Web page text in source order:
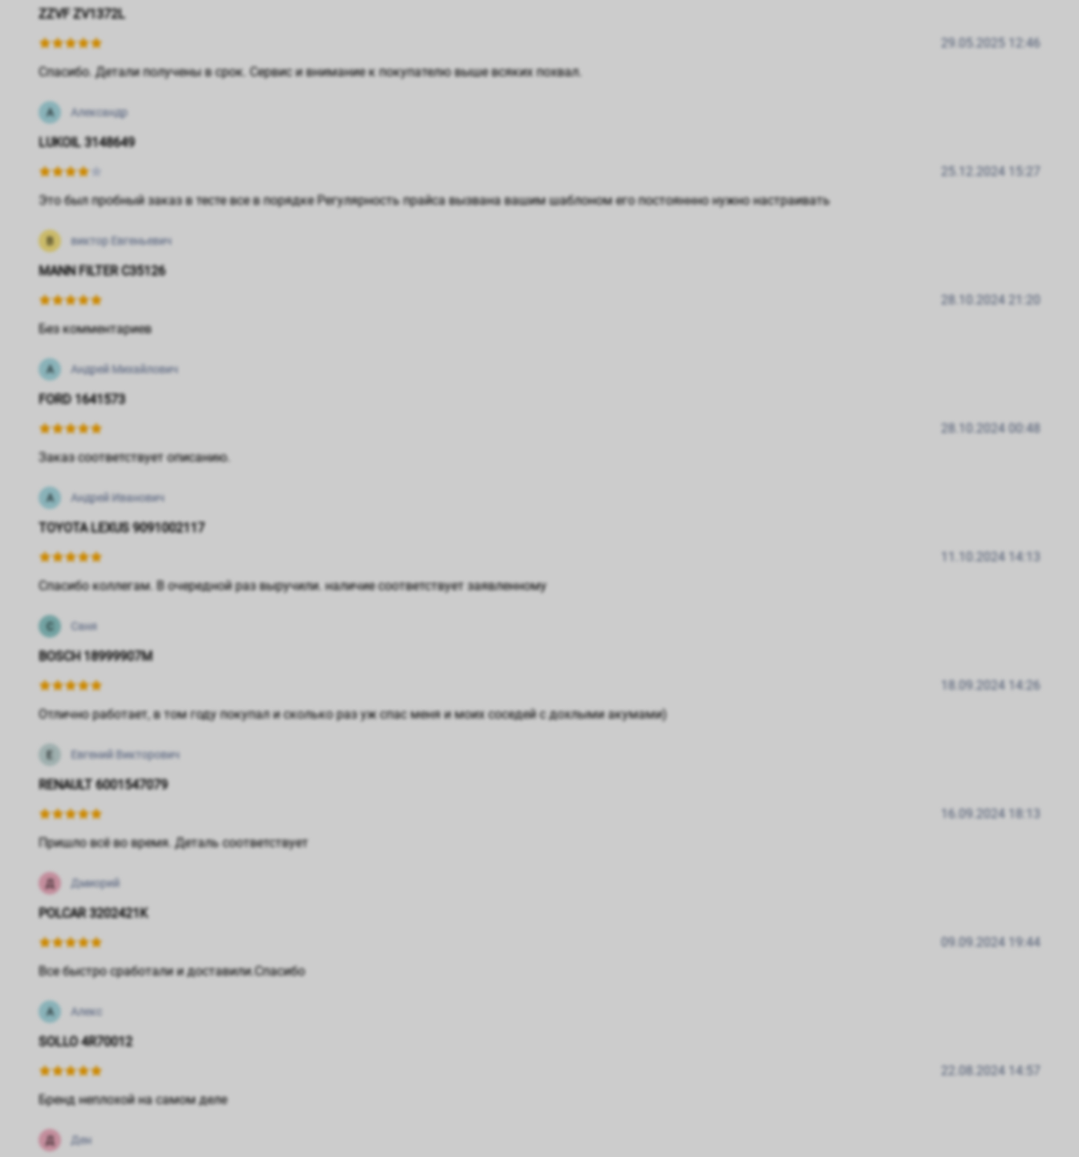
ZZVF ZV1372L
29.05.2025 12:46
Спасибо. Детали получены в срок. Сервис и внимание к покупателю выше всяких похвал.
А Александр
LUKOIL 3148649
25.12.2024 15:27
Это был пробный заказ в тесте все в порядке Регулярность прайса вызвана вашим шаблоном его постояннно нужно настраивать
В виктор Евгеньевич
MANN FILTER C35126
28.10.2024 21:20
Без комментариев
А Андрей Михайлович
FORD 1641573
28.10.2024 00:48
Заказ соответствует описанию.
А Андрей Иванович
TOYOTA LEXUS 9091002117
11.10.2024 14:13
Спасибо коллегам. В очередной раз выручили. наличие соответствует заявленному
Саня
BOSCH 18999907M
18.09.2024 14:26
Отлично работает, в том году покупал и сколько раз уж спас меня и моих соседей с дохлыми акумами)
Е Евгений Викторович
RENAULT 6001547079
16.09.2024 18:13
Пришло всё во время. Деталь соответствует
Д Дмиорий
POLCAR 3202421K
09.09.2024 19:44
Все быстро сработали и доставили.Спасибо
А Алекс
SOLLO 4R70012
22.08.2024 14:57
Бренд неплохой на самом деле
Д Ден